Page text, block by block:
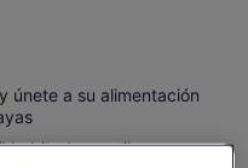
únete a su alimentación
habitado por tiburones